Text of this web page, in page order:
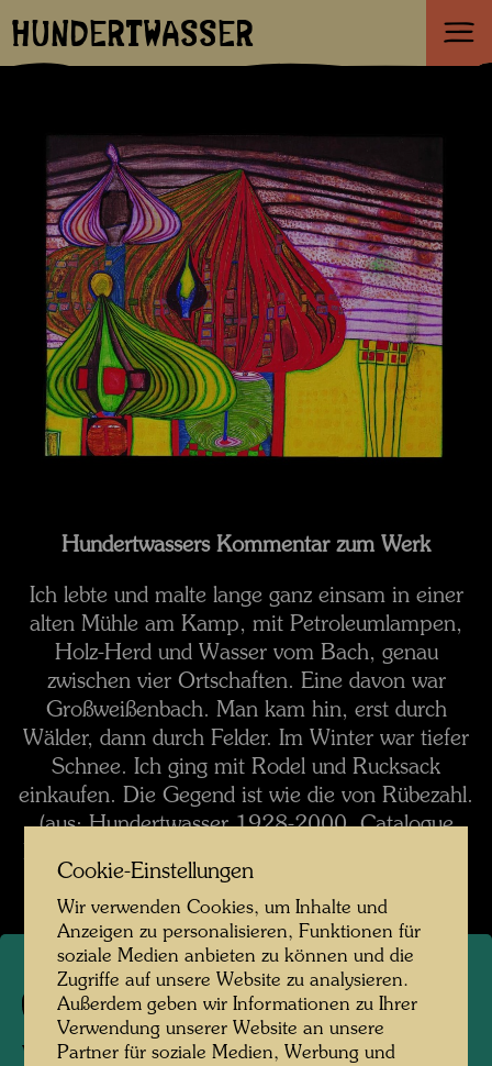
HUNDERTWASSER
Hundertwassers Kommentar zum Werk
Ich lebte und malte lange ganz einsam in einer
alten Mühle am Kamp, mit Petroleumlampen,
Holz-Herd und Wasser vom Bach, genau
zwischen vier Ortschaften. Eine davon war
Großweißenbach. Man kam hin, erst durch
Wälder, dann durch Felder. Im Winter war tiefer
Schnee. Ich ging mit Rodel und Rucksack
einkaufen. Die Gegend ist wie die von Rübezahl.
(aus: Hundertwasser 1928-2000, Catalogue
Raisonné, Bd. 2, Taschen, Köln 2002, S. 538)
685
Cookie-Einstellungen
Wir verwenden Cookies, um Inhalte und
Anzeigen zu personalisieren, Funktionen für
soziale Medien anbieten zu können und die
Zugriffe auf unsere Website zu analysieren.
Außerdem geben wir Informationen zu Ihrer
Verwendung unserer Website an unsere
Partner für soziale Medien, Werbung und